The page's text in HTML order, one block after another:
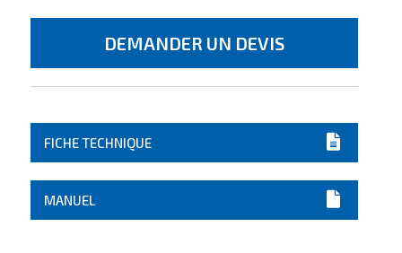
DEMANDER UN DEVIS
FICHE TECHNIQUE
MANUEL